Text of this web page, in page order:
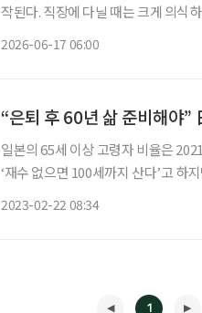
작된다. 직장에 다닐 때는 크게 의식
2026-06-17 06:00
“은퇴 후 60년 삶 준비해야”
일본의 65세 이상 고령자 비율은
‘재수 없으면 100세까지 산다’고 하
2023-02-22 08:34
1